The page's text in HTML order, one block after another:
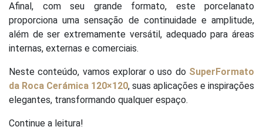
Afinal, com seu grande formato, este porcelanato
proporciona uma sensação de continuidade e amplitude,
além de ser extremamente versátil, adequado para áreas
internas, externas e comerciais.
Neste conteúdo, vamos explorar o uso do SuperFormato
da Roca Cerámica 120×120, suas aplicações e inspirações
elegantes, transformando qualquer espaço.
Continue a leitura!